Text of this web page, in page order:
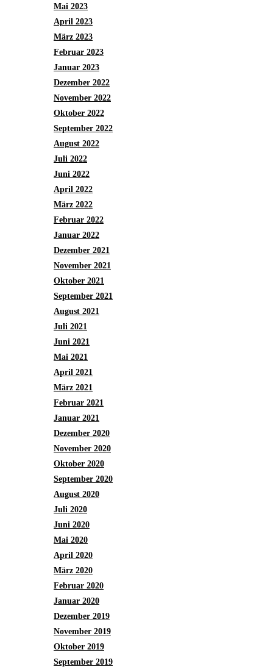
Mai 2023
April 2023
März 2023
Februar 2023
Januar 2023
Dezember 2022
November 2022
Oktober 2022
September 2022
August 2022
Juli 2022
Juni 2022
April 2022
März 2022
Februar 2022
Januar 2022
Dezember 2021
November 2021
Oktober 2021
September 2021
August 2021
Juli 2021
Juni 2021
Mai 2021
April 2021
März 2021
Februar 2021
Januar 2021
Dezember 2020
November 2020
Oktober 2020
September 2020
August 2020
Juli 2020
Juni 2020
Mai 2020
April 2020
März 2020
Februar 2020
Januar 2020
Dezember 2019
November 2019
Oktober 2019
September 2019